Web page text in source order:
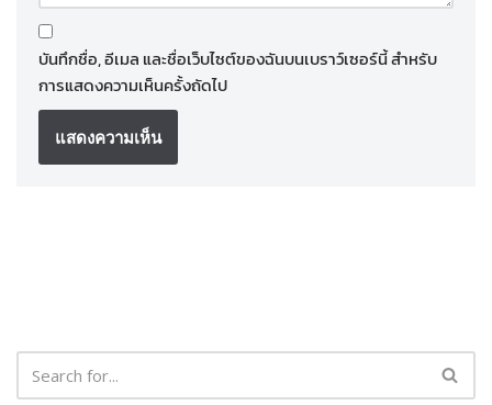
บันทึกชื่อ, อีเมล และชื่อเว็บไซต์ของฉันบนเบราว์เซอร์นี้ สำหรับ
การแสดงความเห็นครั้งถัดไป